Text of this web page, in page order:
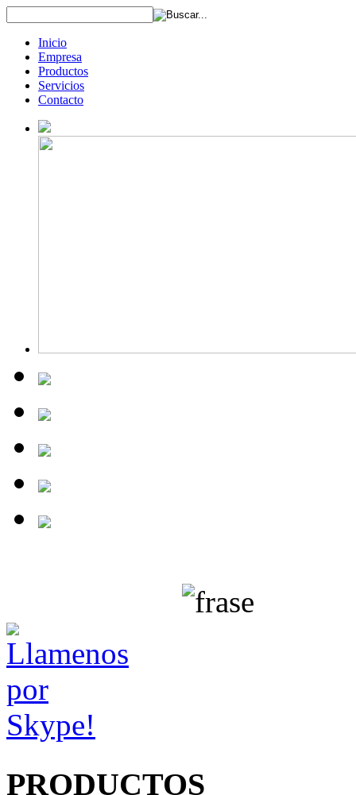
Inicio
Empresa
Productos
Servicios
Contacto
PRODUCTOS